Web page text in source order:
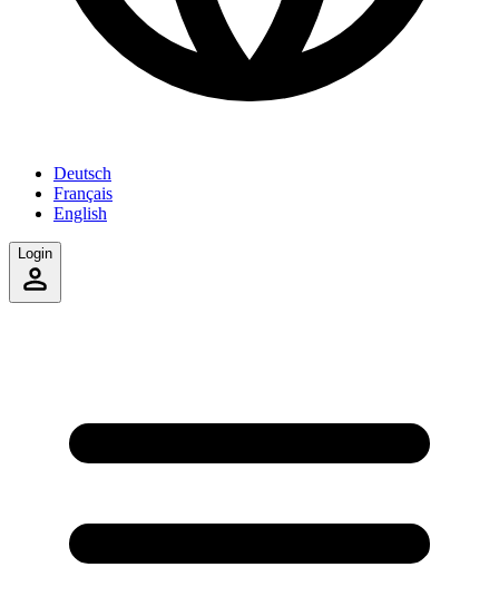
Deutsch
Français
English
Login